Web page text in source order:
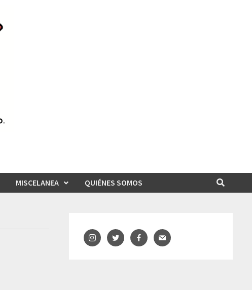
MISCELANEA QUIÉNES SOMOS